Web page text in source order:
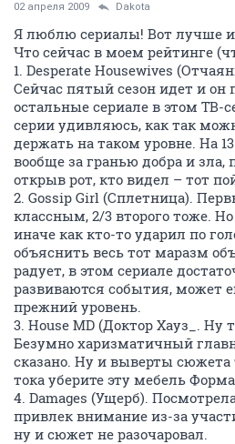
02 апреля 2009 Dakota
Я люблю сериалы! Вот лучше
Что сейчас в моем рейтинге
1. Desperate Housewives
Сейчас пятый сезон идет и он
остальные сериале в этом ТВ-
серии удивляюсь, как так
держать на таком уровне. На 13
вообще за гранью добра и зла,
открыв рот, кто видел – тот
2. Gossip Girl (Сплетница).
классным, 2/3 второго тоже.
иначе как кто-то ударил по
объяснить весь тот маразм
радует, в этом сериале
развиваются события, может
прежний уровень.
3. House MD (Доктор Хауз_. Ну
Безумно харизматичный
сказано. Ну и выверты
тока уберите эту мебель
4. Damages (Ущерб).
привлек внимание из-за
ну и сюжет не разочаровал.